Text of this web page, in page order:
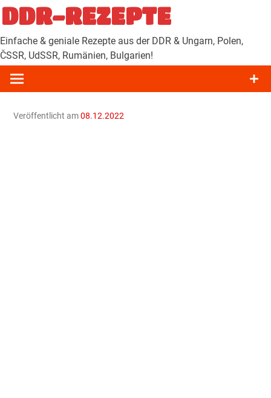
Zum
Inhalt
springen
DDR-REZEPTE
Einfache & geniale Rezepte aus der DDR & Ungarn, Polen,
ČSSR, UdSSR, Rumänien, Bulgarien!
Veröffentlicht am08.12.2022